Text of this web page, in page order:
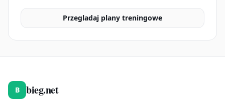
Przegladaj plany treningowe
B bieg.net